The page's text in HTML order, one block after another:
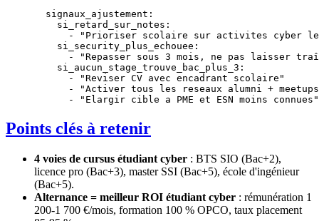
  signaux_ajustement
:
    si_retard_sur_notes
:
      -
"Prioriser scolaire sur activites cyber le
    si_security_plus_echouee
:
      -
"Repasser sous 3 mois, ne pas laisser
    si_aucun_stage_trouve_bac_plus_3
:
      -
"Reviser CV avec encadrant scolaire"
      -
"Activer tous les reseaux alumni +
      -
"Elargir cible a PME et ESN moins connues"
Points clés à retenir
4 voies de cursus étudiant cyber : BTS SIO (Bac+2),
licence pro (Bac+3), master SSI (Bac+5), école d'ingénieur
(Bac+5).
Alternance = meilleur ROI étudiant cyber : rémunération 1
200-1 700 €/mois, formation 100 % OPCO, taux placement